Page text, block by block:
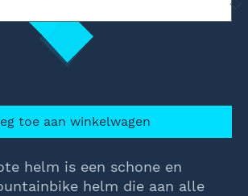
toe aan winkelwagen
helm is een schone en
helm die aan alle